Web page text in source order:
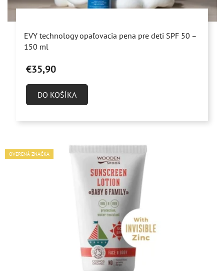
t
o
hodnotenie
je
5,0
hviezdičiek.
EVY technology opaľovacia pena pre deti SPF 50 –
150 ml
€35,90
DO KOŠÍKA
OVERENÁ ZNAČKA